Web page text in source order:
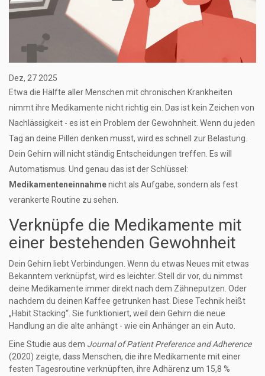
Dez, 27 2025
Etwa die Hälfte aller Menschen mit chronischen Krankheiten
nimmt ihre Medikamente nicht richtig ein. Das ist kein Zeichen von
Nachlässigkeit - es ist ein Problem der Gewohnheit. Wenn du jeden
Tag an deine Pillen denken musst, wird es schnell zur Belastung.
Dein Gehirn will nicht ständig Entscheidungen treffen. Es will
Automatismus. Und genau das ist der Schlüssel:
Medikamenteneinnahmenicht als Aufgabe, sondern als fest
verankerte Routine zu sehen.
Verknüpfe die Medikamente mit
einer bestehenden Gewohnheit
Dein Gehirn liebt Verbindungen. Wenn du etwas Neues mit etwas
Bekanntem verknüpfst, wird es leichter. Stell dir vor, du nimmst
deine Medikamente immer direkt nach dem Zähneputzen. Oder
nachdem du deinen Kaffee getrunken hast. Diese Technik heißt
„Habit Stacking“. Sie funktioniert, weil dein Gehirn die neue
Handlung an die alte anhängt - wie ein Anhänger an ein Auto.
Eine Studie aus dem Journal of Patient Preference and Adherence
(2020) zeigte, dass Menschen, die ihre Medikamente mit einer
festen Tagesroutine verknüpften, ihre Adhärenz um 15,8 %